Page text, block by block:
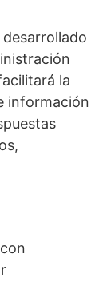
la
información